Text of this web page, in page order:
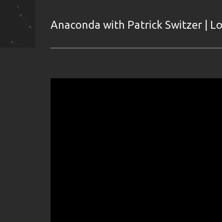
Anaconda with Patrick Switzer |